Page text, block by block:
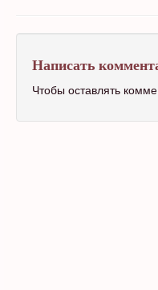
Написать
Чтобы оставлять